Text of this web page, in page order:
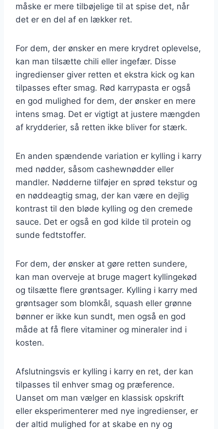
måske er mere tilbøjelige til at spise det, når
det er en del af en lækker ret.
For dem, der ønsker en mere krydret oplevelse,
kan man tilsætte chili eller ingefær. Disse
ingredienser giver retten et ekstra kick og kan
tilpasses efter smag. Rød karrypasta er også
en god mulighed for dem, der ønsker en mere
intens smag. Det er vigtigt at justere mængden
af krydderier, så retten ikke bliver for stærk.
En anden spændende variation er kylling i karry
med nødder, såsom cashewnødder eller
mandler. Nødderne tilføjer en sprød tekstur og
en nøddeagtig smag, der kan være en dejlig
kontrast til den bløde kylling og den cremede
sauce. Det er også en god kilde til protein og
sunde fedtstoffer.
For dem, der ønsker at gøre retten sundere,
kan man overveje at bruge magert kyllingekød
og tilsætte flere grøntsager. Kylling i karry med
grøntsager som blomkål, squash eller grønne
bønner er ikke kun sundt, men også en god
måde at få flere vitaminer og mineraler ind i
kosten.
Afslutningsvis er kylling i karry en ret, der kan
tilpasses til enhver smag og præference.
Uanset om man vælger en klassisk opskrift
eller eksperimenterer med nye ingredienser, er
der altid mulighed for at skabe en ny og